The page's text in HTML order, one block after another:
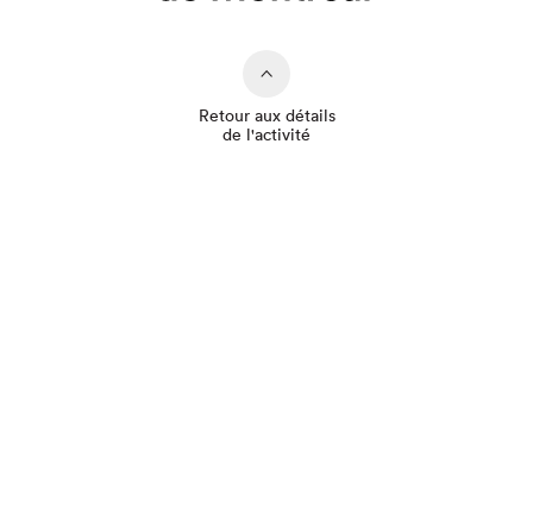
Que cherchez-vous?
Retour aux détails
de l'activité